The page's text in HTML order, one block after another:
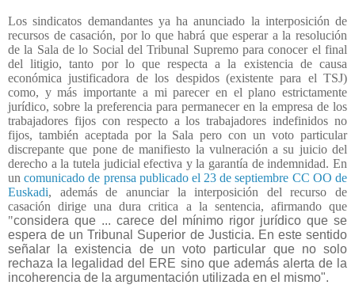
Los sindicatos demandantes ya ha anunciado la interposición de
recursos de casación, por lo que habrá que esperar a la resolución
de la Sala de lo Social del Tribunal Supremo para conocer el final
del litigio, tanto por lo que respecta a la existencia de causa
económica justificadora de los despidos (existente para el TSJ)
como, y más importante a mi parecer en el plano estrictamente
jurídico, sobre la preferencia para permanecer en la empresa de los
trabajadores fijos con respecto a los trabajadores indefinidos no
fijos, también aceptada por la Sala pero con un voto particular
discrepante que pone de manifiesto la vulneración a su juicio del
derecho a la tutela judicial efectiva y la garantía de indemnidad. En
un comunicado de prensa publicado el 23 de septiembre CC OO de
Euskadi, además de anunciar la interposición del recurso de
casación dirige una dura critica a la sentencia, afirmando que
"considera que ... carece del mínimo rigor jurídico que se
espera de un Tribunal Superior de Justicia. En este sentido
señalar la existencia de un voto particular que no solo
rechaza la legalidad del ERE sino que además alerta de la
incoherencia de la argumentación utilizada en el mismo".